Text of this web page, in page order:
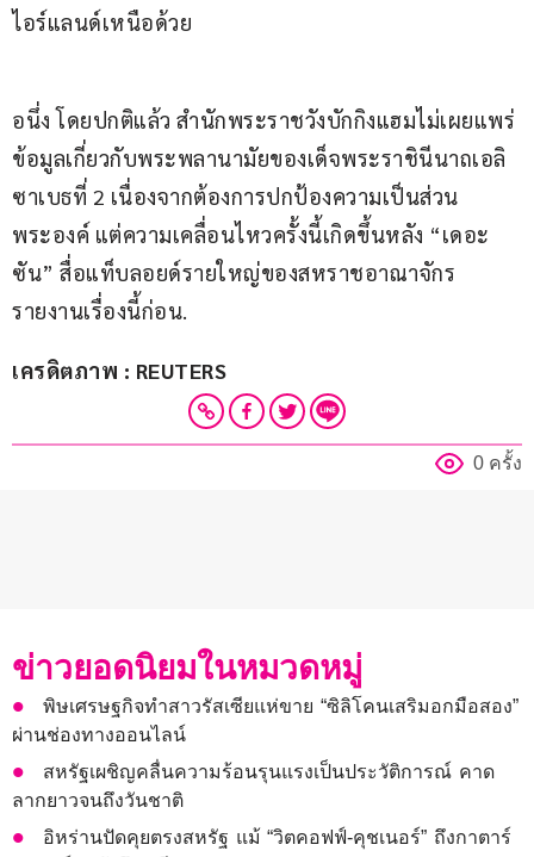
ไอร์แลนด์เหนือด้วย
อนึ่ง โดยปกติแล้ว สำนักพระราชวังบักกิงแฮมไม่เผยแพร่
ข้อมูลเกี่ยวกับพระพลานามัยของเด็จพระราชินีนาถเอลิ
ซาเบธที่ 2 เนื่องจากต้องการปกป้องความเป็นส่วน
พระองค์ แต่ความเคลื่อนไหวครั้งนี้เกิดขึ้นหลัง “เดอะ
ซัน” สื่อแท็บลอยด์รายใหญ่ของสหราชอาณาจักร
รายงานเรื่องนี้ก่อน.
เครดิตภาพ : REUTERS
0 ครั้ง
ข่าวยอดนิยมในหมวดหมู่
พิษเศรษฐกิจทำสาวรัสเซียแห่ขาย “ซิลิโคนเสริมอกมือสอง”
ผ่านช่องทางออนไลน์
สหรัฐเผชิญคลื่นความร้อนรุนแรงเป็นประวัติการณ์ คาด
ลากยาวจนถึงวันชาติ
อิหร่านปัดคุยตรงสหรัฐ แม้ “วิตคอฟฟ์-คุชเนอร์” ถึงกาตาร์